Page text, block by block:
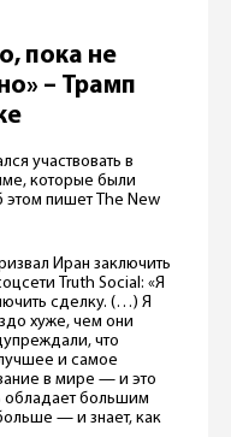
пока не
– Трамп
участвовать в
которые были
этом пишет The New
Иран заключить
Truth Social: «Я
сделку. (…) Я
хуже, чем они
что
и самое
в мире — и это
большим
— и знает, как